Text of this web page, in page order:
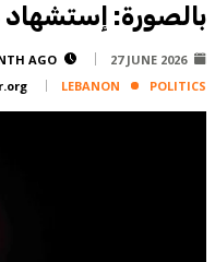
بالصورة: إستشهاد
27 JUNE 2026
AGO
LEBANON
POLITICS